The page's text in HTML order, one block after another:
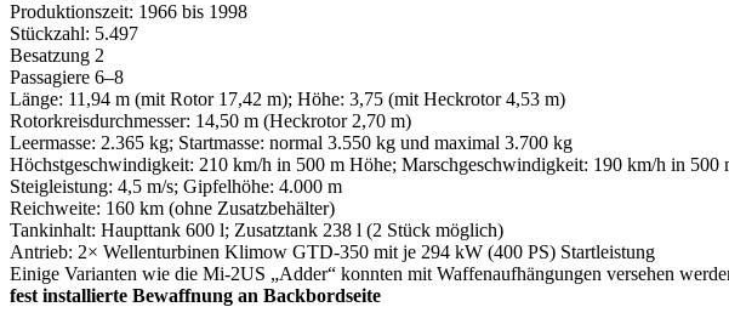
Produktionszeit: 1966 bis 1998
Stückzahl: 5.497
Besatzung 2
Passagiere 6–8
Länge: 11,94 m (mit Rotor 17,42 m); Höhe: 3,75 (mit Heckrotor 4,53 m)
Rotorkreisdurchmesser: 14,50 m (Heckrotor 2,70 m)
Leermasse: 2.365 kg; Startmasse: normal 3.550 kg und maximal 3.700 kg
Höchstgeschwindigkeit: 210 km/h in 500 m Höhe; Marschgeschwindigkeit: 190 km/h in 500
Steigleistung: 4,5 m/s; Gipfelhöhe: 4.000 m
Reichweite: 160 km (ohne Zusatzbehälter)
Tankinhalt: Haupttank 600 l; Zusatztank 238 l (2 Stück möglich)
Antrieb: 2× Wellenturbinen Klimow GTD-350 mit je 294 kW (400 PS) Startleistung
Einige Varianten wie die Mi-2US „Adder“ konnten mit Waffenaufhängungen versehen
fest installierte Bewaffnung an Backbordseite